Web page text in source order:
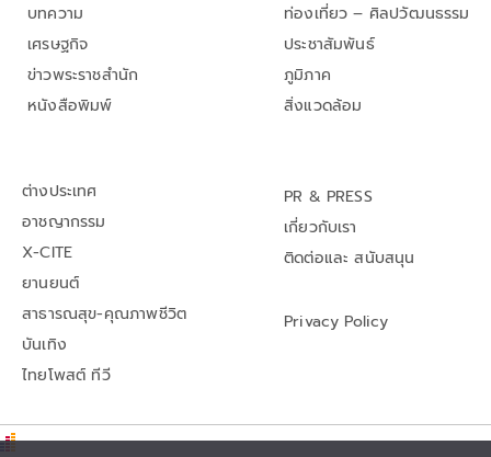
บทความ
เศรษฐกิจ
ข่าวพระราชสำนัก
หนังสือพิมพ์
ท่องเที่ยว – ศิลปวัฒนธรรม
ประชาสัมพันธ์
ภูมิภาค
สิ่งแวดล้อม
ต่างประเทศ
อาชญากรรม
X-CITE
ยานยนต์
สาธารณสุข-คุณภาพชีวิต
บันเทิง
ไทยโพสต์ ทีวี
PR & PRESS
เกี่ยวกับเรา
ติดต่อและ สนับสนุน
Privacy Policy